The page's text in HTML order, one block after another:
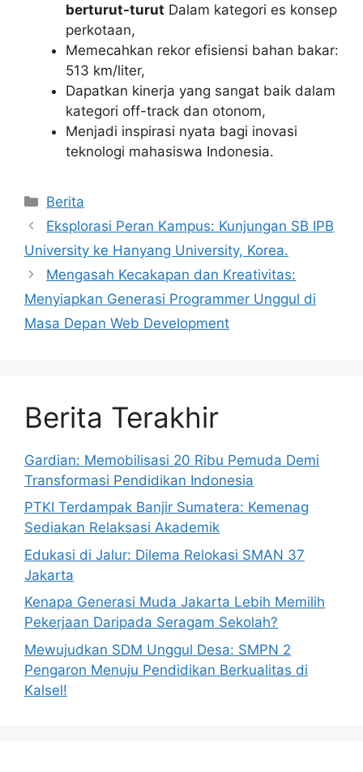
berturut-turut Dalam kategori es konsep
perkotaan,
Memecahkan rekor efisiensi bahan bakar:
513 km/liter,
Dapatkan kinerja yang sangat baik dalam
kategori off-track dan otonom,
Menjadi inspirasi nyata bagi inovasi
teknologi mahasiswa Indonesia.
Kategori
Berita
Eksplorasi Peran Kampus: Kunjungan SB IPB
University ke Hanyang University, Korea.
Mengasah Kecakapan dan Kreativitas:
Menyiapkan Generasi Programmer Unggul di
Masa Depan Web Development
Berita Terakhir
Gardian: Memobilisasi 20 Ribu Pemuda Demi
Transformasi Pendidikan Indonesia
PTKI Terdampak Banjir Sumatera: Kemenag
Sediakan Relaksasi Akademik
Edukasi di Jalur: Dilema Relokasi SMAN 37
Jakarta
Kenapa Generasi Muda Jakarta Lebih Memilih
Pekerjaan Daripada Seragam Sekolah?
Mewujudkan SDM Unggul Desa: SMPN 2
Pengaron Menuju Pendidikan Berkualitas di
Kalsel!